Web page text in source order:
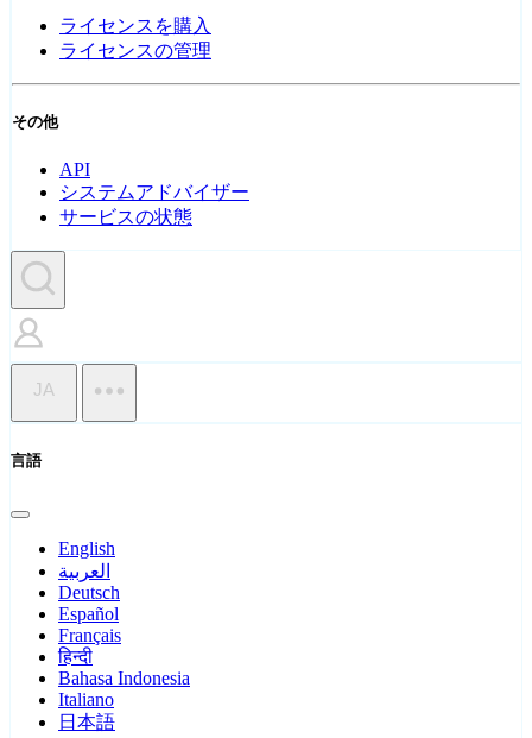
ライセンスを購入
ライセンスの管理
その他
API
システムアドバイザー
サービスの状態
JA
言語
English
العربية
Deutsch
Español
Français
हिन्दी
Bahasa Indonesia
Italiano
日本語